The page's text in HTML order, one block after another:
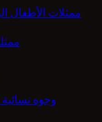
ممثلات الأطفال
وجوه